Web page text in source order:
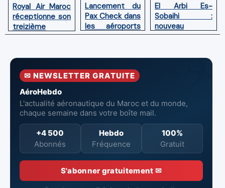
Royal Air Maroc
réceptionne son
treizième
Boeing 787
Lancement du
Pax Check dans
les aéroports
du Maroc
El Arbi Es-
Sobaihi :
nouveau
directeur à la
l’Aéroport
Mohammed V
✉ NEWSLETTER GRATUITE
AéroHebdo
L'actualité aéronautique du Maroc et du monde,
chaque semaine dans votre boîte mail.
+4 500
Abonnés
Hebdo
Fréquence
100%
Gratuit
S'abonner gratuitement ✉